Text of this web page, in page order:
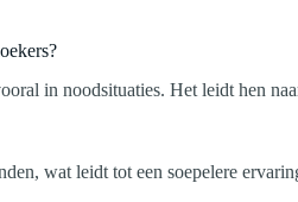
in noodsituaties. Het leidt hen
wat leidt tot een soepelere